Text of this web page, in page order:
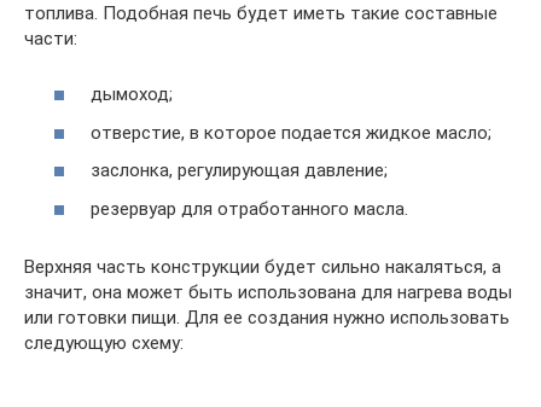
топлива. Подобная печь будет иметь такие составные
части:
дымоход;
отверстие, в которое подается жидкое масло;
заслонка, регулирующая давление;
резервуар для отработанного масла.
Верхняя часть конструкции будет сильно накаляться, а
значит, она может быть использована для нагрева воды
или готовки пищи. Для ее создания нужно использовать
следующую схему: